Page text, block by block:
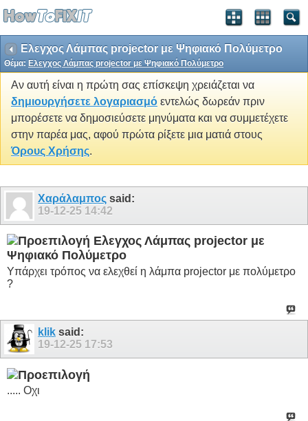
Ελεγχος Λάμπας projector με Ψηφιακό Πολύμετρο
Θέμα: Ελεγχος Λάμπας projector με Ψηφιακό Πολύμετρο
Αν αυτή είναι η πρώτη σας επίσκεψη χρειάζεται να
δημιουργήσετε λογαριασμό εντελώς δωρεάν πριν
μπορέσετε να δημοσιεύσετε μηνύματα και να συμμετέχετε
στην παρέα μας, αφού πρώτα ρίξετε μια ματιά στους
Όρους Χρήσης.
Χαράλαμπος said:
19-12-25 14:42
Ελεγχος Λάμπας projector με
Ψηφιακό Πολύμετρο
Yπάρχει τρόπος να ελεχθεί η λάμπα projector με πολύμετρο
?
klik said:
19-12-25 17:53
..... Οχι